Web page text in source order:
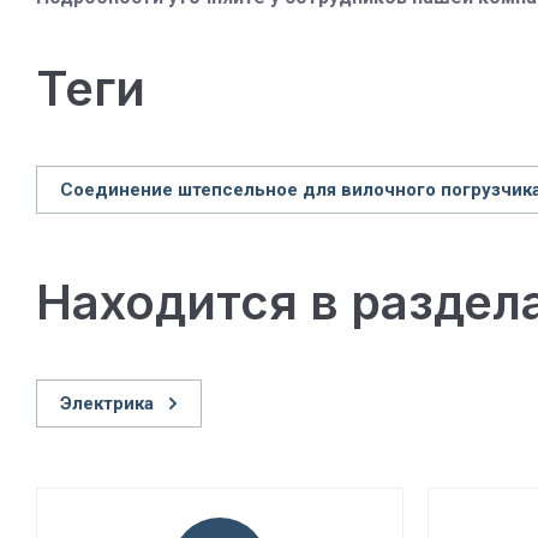
теги
Соединение штепсельное для вилочного
Находится в
Электрика